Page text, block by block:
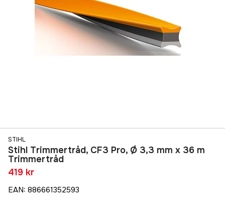
STIHL
Stihl Trimmertråd, CF3 Pro, Ø 3,3 mm x 36 m
Trimmertråd
419 kr
EAN: 886661352593